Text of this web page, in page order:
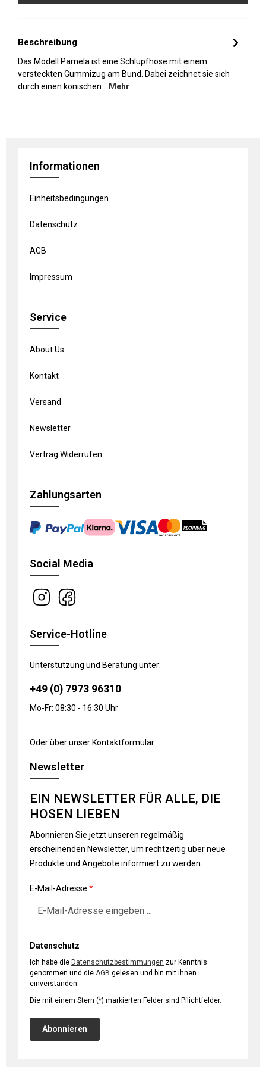
Beschreibung
Das Modell Pamela ist eine Schlupfhose mit einem
versteckten Gummizug am Bund. Dabei zeichnet sie sich
durch einen konischen…
Mehr
Informationen
Einheitsbedingungen
Datenschutz
AGB
Impressum
Service
About Us
Kontakt
Versand
Newsletter
Vertrag Widerrufen
Zahlungsarten
Social Media
Service-Hotline
Unterstützung und Beratung unter:
+49 (0) 7973 96310
Mo-Fr: 08:30 - 16:30 Uhr
Oder über unser Kontaktformular.
Newsletter
EIN NEWSLETTER FÜR ALLE, DIE
HOSEN LIEBEN
Abonnieren Sie jetzt unseren regelmäßig
erscheinenden Newsletter, um rechtzeitig über neue
Produkte und Angebote informiert zu werden.
E-Mail-Adresse *
Datenschutz
Ich habe die Datenschutzbestimmungen
genommen und die AGB
einverstanden.
Die mit einem Stern (*) markierten Felder sind Pflichtfelder.
Abonnieren